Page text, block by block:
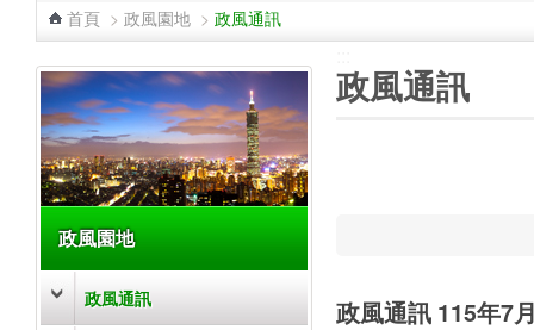
首頁 > 政風園地 > 政風通訊
政風園地
政風通訊
政風通訊
政風通訊 115年7